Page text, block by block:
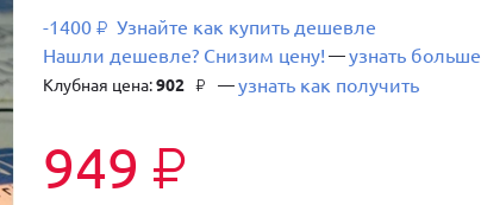
-1400 ₽ Узнайте как купить дешевле
Нашли дешевле? Снизим цену! —узнать больше
Клубная цена:902 ₽ —узнать как получить
949 ₽